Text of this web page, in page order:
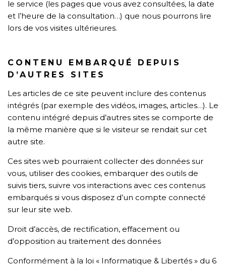
le service (les pages que vous avez consultées, la date
et l’heure de la consultation…) que nous pourrons lire
lors de vos visites ultérieures.
CONTENU EMBARQUÉ DEPUIS
D’AUTRES SITES
Les articles de ce site peuvent inclure des contenus
intégrés (par exemple des vidéos, images, articles…). Le
contenu intégré depuis d’autres sites se comporte de
la même manière que si le visiteur se rendait sur cet
autre site.
Ces sites web pourraient collecter des données sur
vous, utiliser des cookies, embarquer des outils de
suivis tiers, suivre vos interactions avec ces contenus
embarqués si vous disposez d’un compte connecté
sur leur site web.
Droit d’accès, de rectification, effacement ou
d’opposition au traitement des données
Conformément à la loi « Informatique & Libertés » du 6